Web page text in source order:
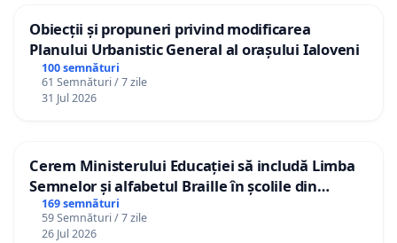
Obiecții și propuneri privind modificarea
Planului Urbanistic General al orașului Ialoveni
100 semnături
61 Semnături / 7 zile
31 Jul 2026
Cerem Ministerului Educației să includă Limba
Semnelor și alfabetul Braille în școlile din
Republica Moldova!
169 semnături
59 Semnături / 7 zile
26 Jul 2026